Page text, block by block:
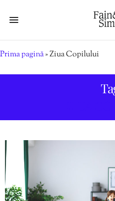
Prima pagină»Ziua Copilului